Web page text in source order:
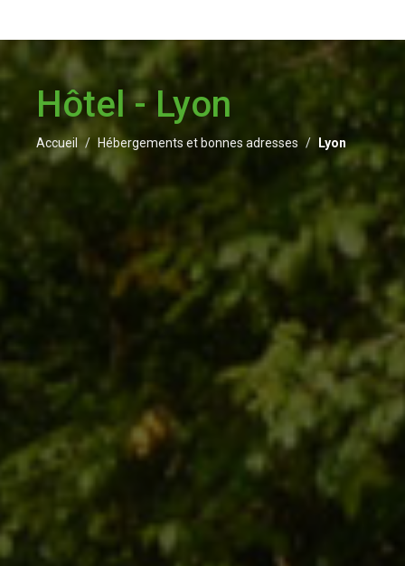
Hôtel - Lyon
Accueil Hébergements et bonnes adresses Lyon